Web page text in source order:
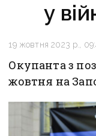
у
19 жовтня 2023 р.,
Окупанта з
жовтня на